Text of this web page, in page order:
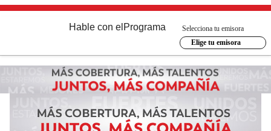
Hable con el Programa
Selecciona tu emisora
Elige tu emisora